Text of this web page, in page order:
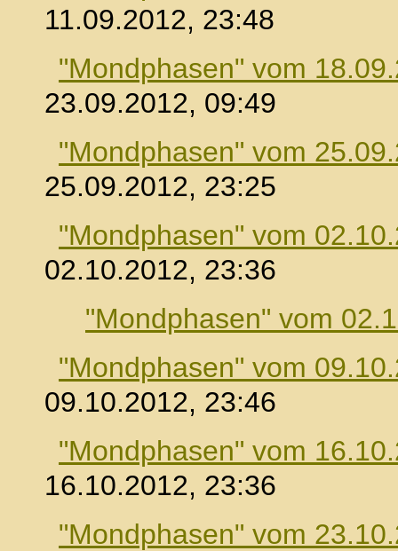
11.09.2012, 23:48
"Mondphasen" vom
23.09.2012, 09:49
"Mondphasen" vom
25.09.2012, 23:25
"Mondphasen" vom
02.10.2012, 23:36
"Mondphasen" vom
"Mondphasen" vom
09.10.2012, 23:46
"Mondphasen" vom
16.10.2012, 23:36
"Mondphasen" vom